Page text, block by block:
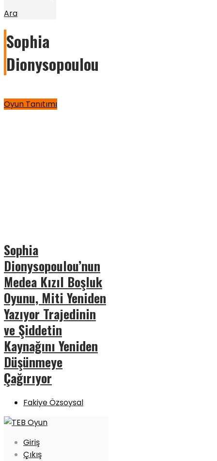
Ara
Sophia
Dionysopoulou
Oyun Tanıtımı
Sophia
Dionysopoulou’nun
Medea Kızıl Boşluk
Oyunu, Miti Yeniden
Yazıyor Trajedinin
ve Şiddetin
Kaynağını Yeniden
Düşünmeye
Çağırıyor
Fakiye Özsoysal
Giriş
Çıkış